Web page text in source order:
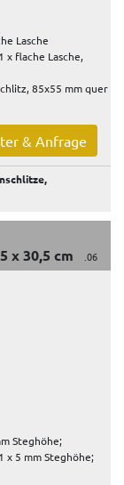
Lasche
x flache Lasche,
85x55 mm quer
& Anfrage
x 30,5 cm .06
Steghöhe;
x 5 mm Steghöhe;